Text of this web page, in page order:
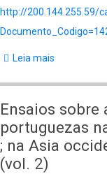
http://200.144.255.59/
Leia mais
statistica
Ensaios sobre
portuguezas
; na Asia
(vol. 2)